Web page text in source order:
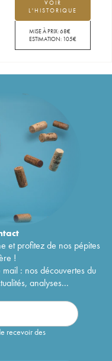
VOIR
L'HISTORIQUE
MISE À PRIX:68€
ESTIMATION: 105€
et profitez de nos pépites
!
: nos découvertes du
analyses...
recevoir des